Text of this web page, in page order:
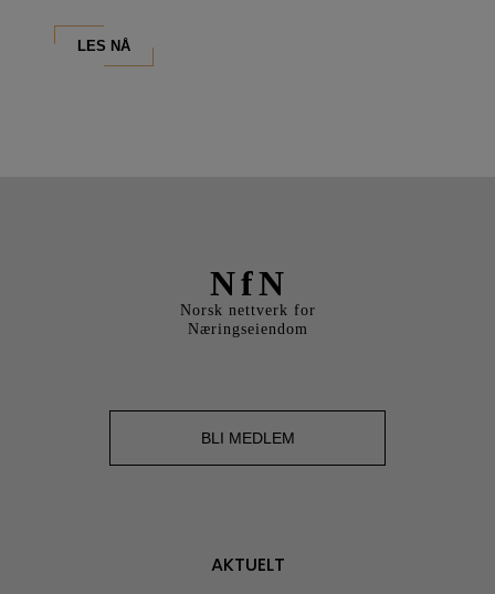
LES NÅ
NfN
Norsk nettverk for
Næringseiendom
BLI MEDLEM
AKTUELT